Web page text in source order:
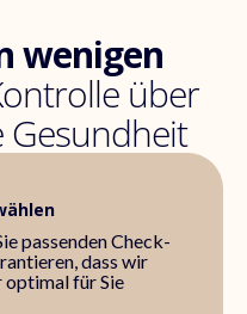
wenigen
über
Gesundheit
passenden Check-
dass wir
optimal für Sie